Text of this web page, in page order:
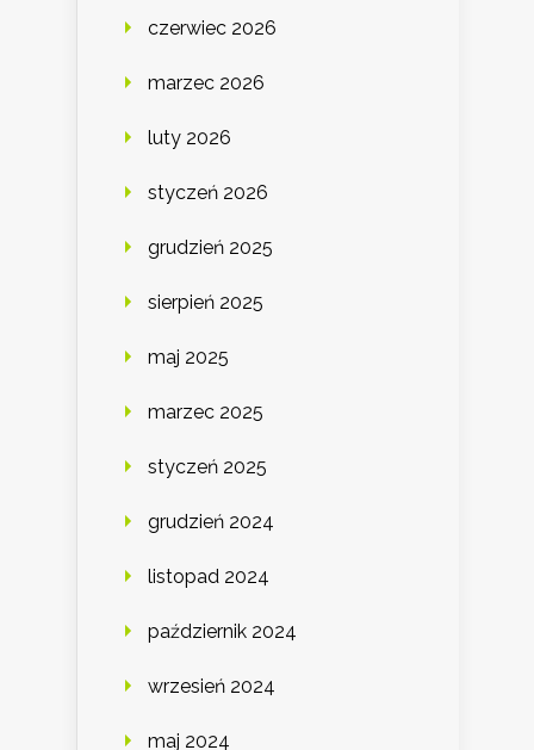
czerwiec 2026
marzec 2026
luty 2026
styczeń 2026
grudzień 2025
sierpień 2025
maj 2025
marzec 2025
styczeń 2025
grudzień 2024
listopad 2024
październik 2024
wrzesień 2024
maj 2024